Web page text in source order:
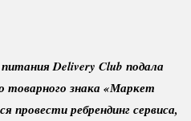
Delivery Club подала
товарного знака «Маркет
провести ребрендинг сервиса,